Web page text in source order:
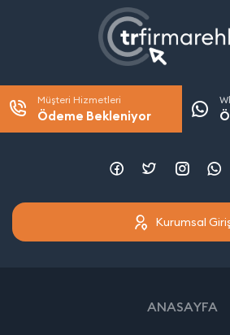
Müşteri Hizmetleri
Ödeme Bekleniyor
Kurumsal
ANASAYFA